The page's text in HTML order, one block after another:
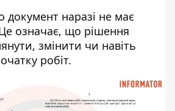
наразі не має
означає, що рішення
змінити чи навіть
робіт.